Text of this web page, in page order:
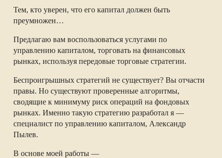
Тем, кто уверен, что его капитал должен быть
преумножен…
Предлагаю вам воспользоваться услугами по
управлению капиталом, торговать на финансовых
рынках, используя передовые торговые стратегии.
Беспроигрышных стратегий не существует? Вы отчасти
правы. Но существуют проверенные алгоритмы,
сводящие к минимуму риск операций на фондовых
рынках. Именно такую стратегию разработал я —
специалист по управлению капиталом, Александр
Пылев.
В основе моей работы —